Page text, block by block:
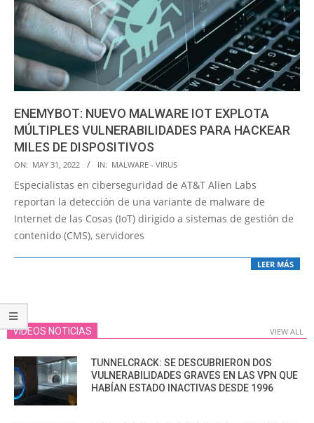
ENEMYBOT: NUEVO MALWARE IOT EXPLOTA
MÚLTIPLES VULNERABILIDADES PARA HACKEAR
MILES DE DISPOSITIVOS
2022-
05-
ON: MAY 31, 2022 IN: MALWARE - VIRUS
Especialistas en ciberseguridad de AT&T Alien Labs
reportan la detección de una variante de malware de
Internet de las Cosas (IoT) dirigido a sistemas de gestión de
contenido (CMS), servidores
LEER MÁS
VIDEOS NOTICIAS VIEW ALL
TUNNELCRACK: SE DESCUBRIERON DOS
VULNERABILIDADES GRAVES EN LAS VPN QUE
HABÍAN ESTADO INACTIVAS DESDE 1996